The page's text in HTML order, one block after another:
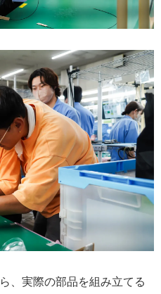
、実際の部品を組み立てる